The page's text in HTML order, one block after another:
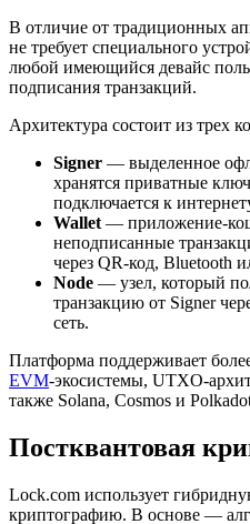
В отличие от традиционных
не требует специального
любой имеющийся девайс
подписания транзакций.
Архитектура состоит из трех
Signer — выделенное
хранятся приватные
подключается к
Wallet — приложение-
неподписанные
через QR-код, Bluetooth
Node — узел, который
транзакцию от Signer
сеть.
Платформа поддерживает
EVM-экосистемы, UTXO-
также Solana, Cosmos и
Постквантовая
Lock.com использует
криптографию. В основе —